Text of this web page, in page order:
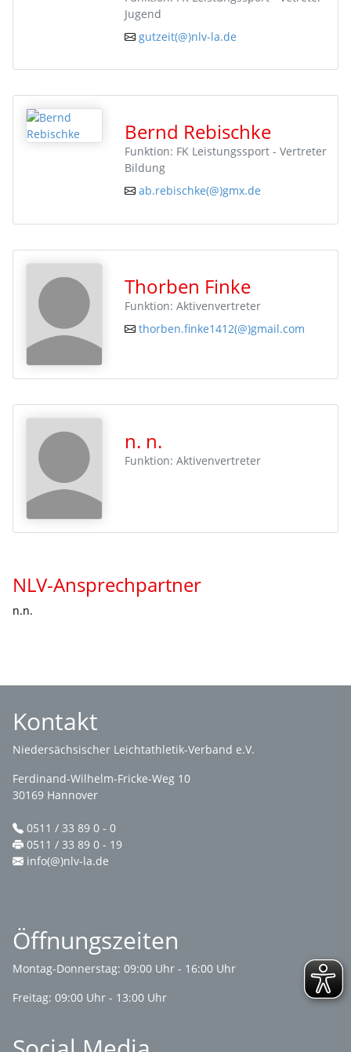
Jugend
gutzeit(@)nlv-la.de
Bernd Rebischke
Funktion: FK Leistungssport - Vertreter
Bildung
ab.rebischke(@)gmx.de
Thorben Finke
Funktion: Aktivenvertreter
thorben.finke1412(@)gmail.com
n. n.
Funktion: Aktivenvertreter
NLV-Ansprechpartner
n.n.
Kontakt
Niedersächsischer Leichtathletik-Verband e.V.
Ferdinand-Wilhelm-Fricke-Weg 10
30169 Hannover
0511 / 33 89 0 - 0
0511 / 33 89 0 - 19
info(@)nlv-la.de
Öffnungszeiten
Montag-Donnerstag: 09:00 Uhr - 16:00 Uhr
Freitag: 09:00 Uhr - 13:00 Uhr